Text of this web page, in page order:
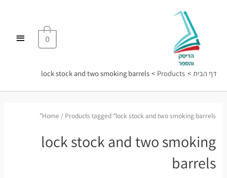
ראשי
0
דף הבית Products
lock stock and two smoking barrels
Home / Products tagged “lock stock and two smoking barrels”
lock stock and two smoking
barrels